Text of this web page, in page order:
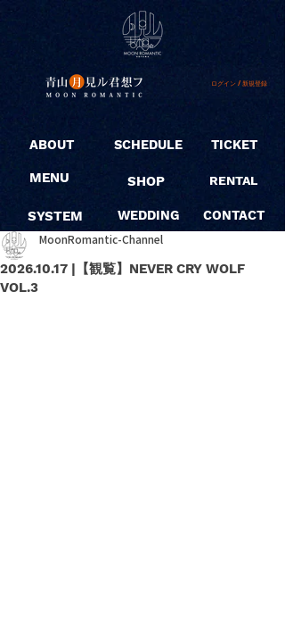
ログイン / 新規登録
ABOUT
MENU
SYSTEM
SCHEDULE
SHOP
WEDDING
TICKET
RENTAL
CONTACT
2026.10.17 |【観覧】NEVER CRY WOLF
VOL.3
MoonRomantic-Channel